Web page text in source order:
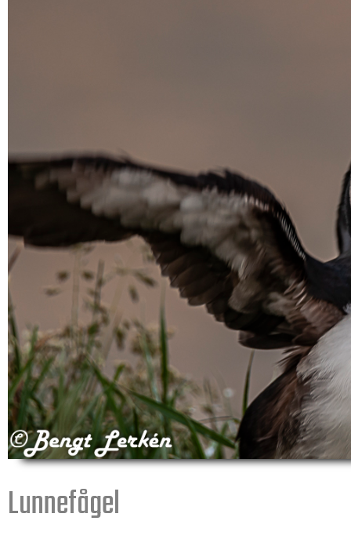
Lunnefågel